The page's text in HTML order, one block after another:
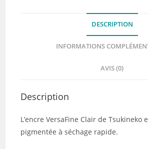
DESCRIPTION
INFORMATIONS
AVIS (0)
Description
L’encre VersaFine Clair de Tsukineko
pigmentée à séchage rapide.